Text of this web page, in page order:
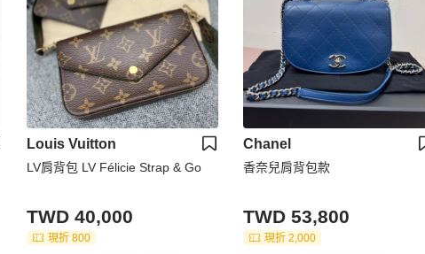
Louis Vuitton
LV肩背包 LV Félicie Strap & Go
TWD 40,000
現折 800
Chanel
香奈兒肩背包款
TWD 53,800
現折 2,000